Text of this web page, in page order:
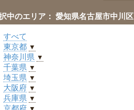
中のエリア： 愛知県名古屋市中川区
すべて
東京都 ▼
神奈川県 ▼
千葉県 ▼
埼玉県 ▼
大阪府 ▼
兵庫県 ▼
京都府